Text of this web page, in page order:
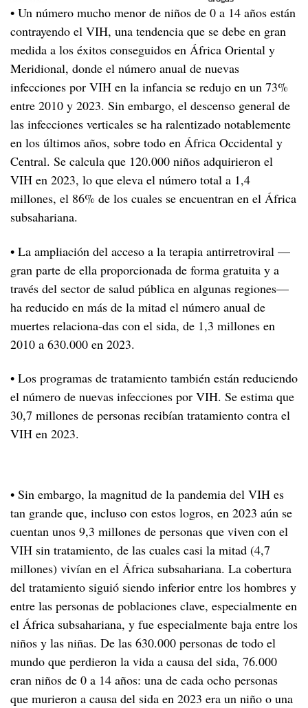
• Un número mucho menor de niños de 0 a 14 años están
contrayendo el VIH, una tendencia que se debe en gran
medida a los éxitos conseguidos en África Oriental y
Meridional, donde el número anual de nuevas
infecciones por VIH en la infancia se redujo en un 73%
entre 2010 y 2023. Sin embargo, el descenso general de
las infecciones verticales se ha ralentizado notablemente
en los últimos años, sobre todo en África Occidental y
Central. Se calcula que 120.000 niños adquirieron el
VIH en 2023, lo que eleva el número total a 1,4
millones, el 86% de los cuales se encuentran en el África
subsahariana.
• La ampliación del acceso a la terapia antirretroviral —
gran parte de ella proporcionada de forma gratuita y a
través del sector de salud pública en algunas regiones—
ha reducido en más de la mitad el número anual de
muertes relaciona-das con el sida, de 1,3 millones en
2010 a 630.000 en 2023.
• Los programas de tratamiento también están reduciendo
el número de nuevas infecciones por VIH. Se estima que
30,7 millones de personas recibían tratamiento contra el
VIH en 2023.
• Sin embargo, la magnitud de la pandemia del VIH es
tan grande que, incluso con estos logros, en 2023 aún se
cuentan unos 9,3 millones de personas que viven con el
VIH sin tratamiento, de las cuales casi la mitad (4,7
millones) vivían en el África subsahariana. La cobertura
del tratamiento siguió siendo inferior entre los hombres y
entre las personas de poblaciones clave, especialmente en
el África subsahariana, y fue especialmente baja entre los
niños y las niñas. De las 630.000 personas de todo el
mundo que perdieron la vida a causa del sida, 76.000
eran niños de 0 a 14 años: una de cada ocho personas
que murieron a causa del sida en 2023 era un niño o una